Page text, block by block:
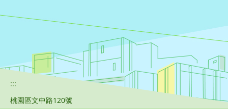
:::
桃園區文中路120號